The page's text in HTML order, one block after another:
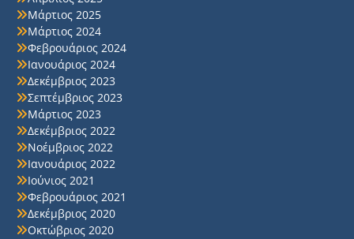
Μάρτιος 2025
Μάρτιος 2024
Φεβρουάριος 2024
Ιανουάριος 2024
Δεκέμβριος 2023
Σεπτέμβριος 2023
Μάρτιος 2023
Δεκέμβριος 2022
Νοέμβριος 2022
Ιανουάριος 2022
Ιούνιος 2021
Φεβρουάριος 2021
Δεκέμβριος 2020
Οκτώβριος 2020